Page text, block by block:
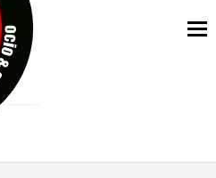
JUDÍAS EN #EXVITA
[BITÁCORA 3.0] EN EXVITA
EN EXVITA [RELATIVA
INTERPRETANDO A SERRAT